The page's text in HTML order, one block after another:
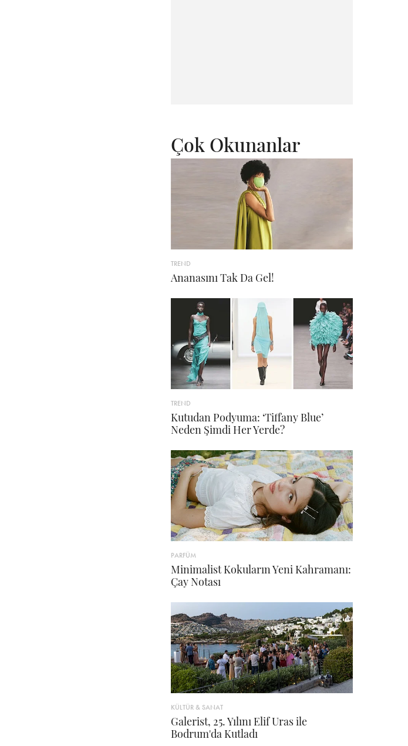
Çok Okunanlar
TREND
Ananasını Tak Da Gel!
TREND
Kutudan Podyuma: ‘Tiffany Blue’
Neden Şimdi Her Yerde?
PARFÜM
Minimalist Kokuların Yeni Kahramanı:
Çay Notası
KÜLTÜR & SANAT
Galerist, 25. Yılını Elif Uras ile
Bodrum'da Kutladı